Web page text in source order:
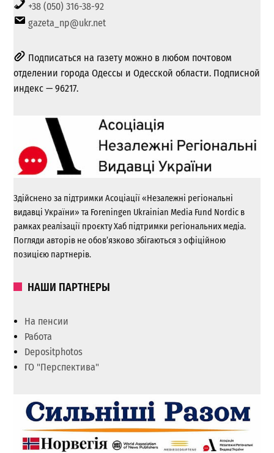
+38 (050) 316-38-92
gazeta_np@ukr.net
Подписаться на газету можно в любом почтовом
отделении города Одессы и Одесской области. Подписной
индекс — 96217.
Здійснено за підтримки Асоціації «Незалежні регіональні
видавці України» та Foreningen Ukrainian Media Fund Nordic в
рамках реалізації проєкту Хаб підтримки регіональних медіа.
Погляди авторів не обов’язково збігаються з офіційною
позицією партнерів.
НАШИ ПАРТНЕРЫ
На пенсии
Работа
Depositphotos
ГО "Перспектива"